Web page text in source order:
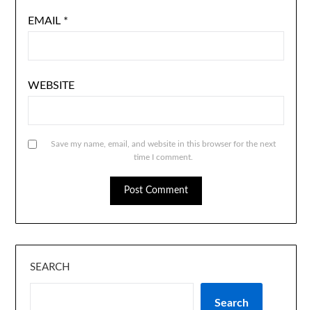
EMAIL *
WEBSITE
Save my name, email, and website in this browser for the next
time I comment.
SEARCH
Search